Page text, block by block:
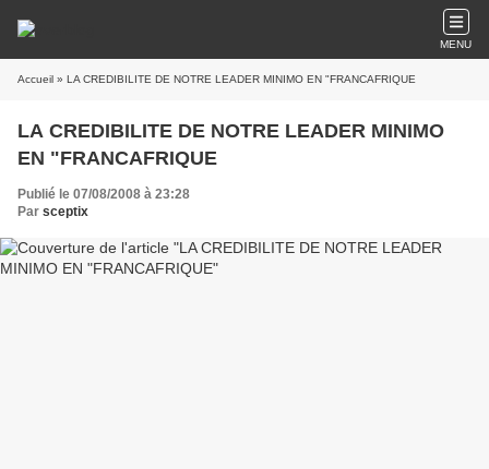
MENU
Accueil » LA CREDIBILITE DE NOTRE LEADER MINIMO EN "FRANCAFRIQUE
LA CREDIBILITE DE NOTRE LEADER MINIMO
EN "FRANCAFRIQUE
Publié le 07/08/2008 à 23:28
Par sceptix